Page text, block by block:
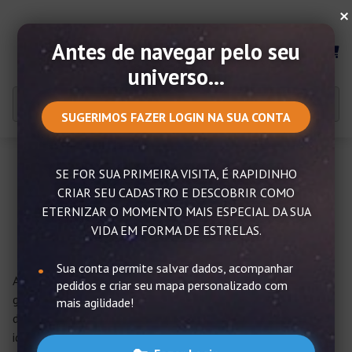
12 músicas internacionais de
amor para se inspirar
Ah, a música! Ela está onde quer que a gente vá e embala
grandes e divertidos momentos. A
de
idioma. A gente pode escutar umamúsica lindasem saber o
×
Antes de navegar pelo seu
universo...
SUGERIMOS FAZER LOGIN NA SUA CONTA
SE FOR SUA PRIMEIRA VISITA, É RAPIDINHO
CRIAR SEU CADASTRO E DESCOBRIR COMO
ETERNIZAR O MOMENTO MAIS ESPECIAL DA SUA
VIDA EM FORMA DE ESTRELAS.
Sua conta permite salvar dados, acompanhar
pedidos e criar seu mapa personalizado com
mais agilidade!